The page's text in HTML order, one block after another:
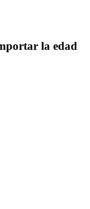
la edad